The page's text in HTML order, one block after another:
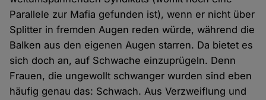
Parallele zur Mafia gefunden ist), wenn er nicht über
Splitter in fremden Augen reden würde, während die
Balken aus den eigenen Augen starren. Da bietet es
sich doch an, auf Schwache einzuprügeln. Denn
Frauen, die ungewollt schwanger wurden sind eben
häufig genau das: Schwach. Aus Verzweiflung und